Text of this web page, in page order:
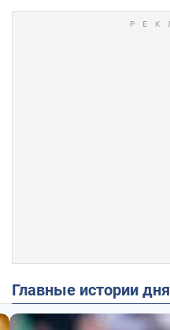
Главные истории дня